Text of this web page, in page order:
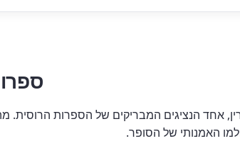
אחד הנציגים המבריקים של הספרות הרוסית.
האמנותי של הסופר.